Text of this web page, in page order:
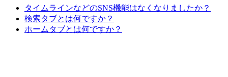
タイムラインなどのSNS機能はなくなりましたか？
検索タブとは何ですか？
ホームタブとは何ですか？